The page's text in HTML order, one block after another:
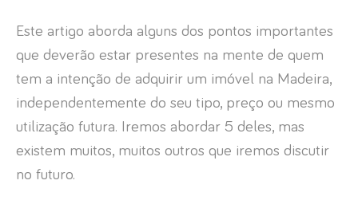
Este artigo aborda alguns dos pontos importantes
que deverão estar presentes na mente de quem
tem a intenção de adquirir um imóvel na Madeira,
independentemente do seu tipo, preço ou mesmo
utilização futura. Iremos abordar 5 deles, mas
existem muitos, muitos outros que iremos discutir
no futuro.